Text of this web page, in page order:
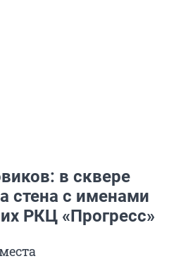
в сквере
стена с именами
РКЦ «Прогресс»